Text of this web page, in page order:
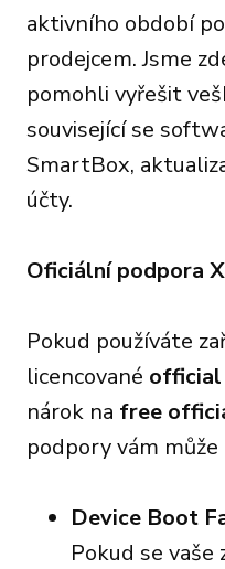
aktivního období
prodejcem. Jsme
pomohli vyřešit
související se
SmartBox,
účty.
Oficiální podpora
Pokud používáte
licencované
nárok na free
podpory vám
Device Boot
Pokud se